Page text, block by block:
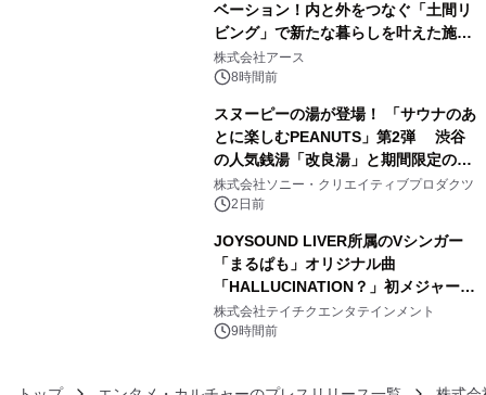
ベーション！内と外をつなぐ「土間リ
ビング」で新たな暮らしを叶えた施工
事例を株式会社アースが公開
株式会社アース
8時間前
スヌーピーの湯が登場！ 「サウナのあ
とに楽しむPEANUTS」第2弾 渋谷
の人気銭湯「改良湯」と期間限定のコ
ラボレーション サウナイキタイコラ
ボグッズも発売決定！
株式会社ソニー・クリエイティブプロダクツ
2日前
JOYSOUND LIVER所属のVシンガー
「まるぱも」オリジナル曲
「HALLUCINATION？」初メジャー配
信リリース決定！
株式会社テイチクエンタテインメント
9時間前